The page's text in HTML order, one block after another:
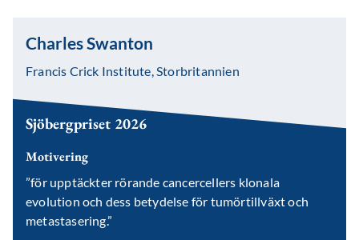
Charles Swanton
Francis Crick Institute, Storbritannien
Sjöbergpriset 2026
Motivering
”för upptäckter rörande cancercellers klonala
evolution och dess betydelse för tumörtillväxt och
metastasering.”